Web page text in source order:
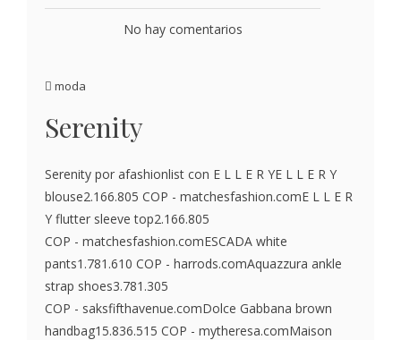
No hay comentarios
moda
Serenity
Serenity por afashionlist con E L L E R YE L L E R Y
blouse2.166.805 COP - matchesfashion.comE L L E R
Y flutter sleeve top2.166.805
COP - matchesfashion.comESCADA white
pants1.781.610 COP - harrods.comAquazzura ankle
strap shoes3.781.305
COP - saksfifthavenue.comDolce Gabbana brown
handbag15.836.515 COP - mytheresa.comMaison